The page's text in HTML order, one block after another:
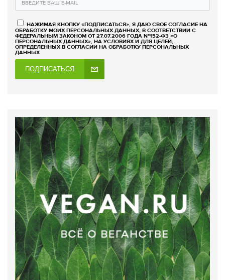
НАЖИМАЯ КНОПКУ «ПОДПИСАТЬСЯ», Я ДАЮ СВОЕ СОГЛАСИЕ НА
ОБРАБОТКУ МОИХ ПЕРСОНАЛЬНЫХ ДАННЫХ, В СООТВЕТСТВИИ С
ФЕДЕРАЛЬНЫМ ЗАКОНОМ ОТ 27.07.2006 ГОДА №152-ФЗ «О
ПЕРСОНАЛЬНЫХ ДАННЫХ», НА УСЛОВИЯХ И ДЛЯ ЦЕЛЕЙ,
ОПРЕДЕЛЕННЫХ В СОГЛАСИИ НА ОБРАБОТКУ ПЕРСОНАЛЬНЫХ
ДАННЫХ
ПОДПИСАТЬСЯ